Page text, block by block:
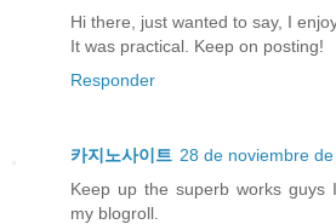
Hi there, just wanted to say, I
It was practical. Keep on posting!
Responder
카지노사이트 28 de noviembre
Keep up the superb works guys
my blogroll.